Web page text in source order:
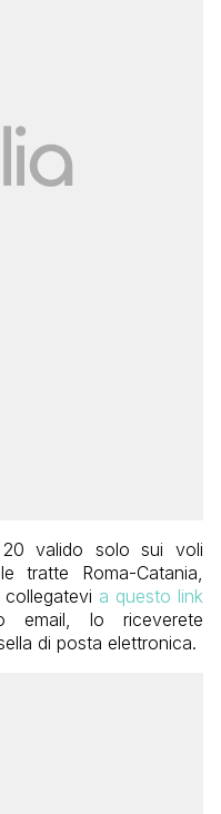
valido solo sui voli
tratte Roma-Catania,
a questo link
email, lo riceverete
di posta elettronica.